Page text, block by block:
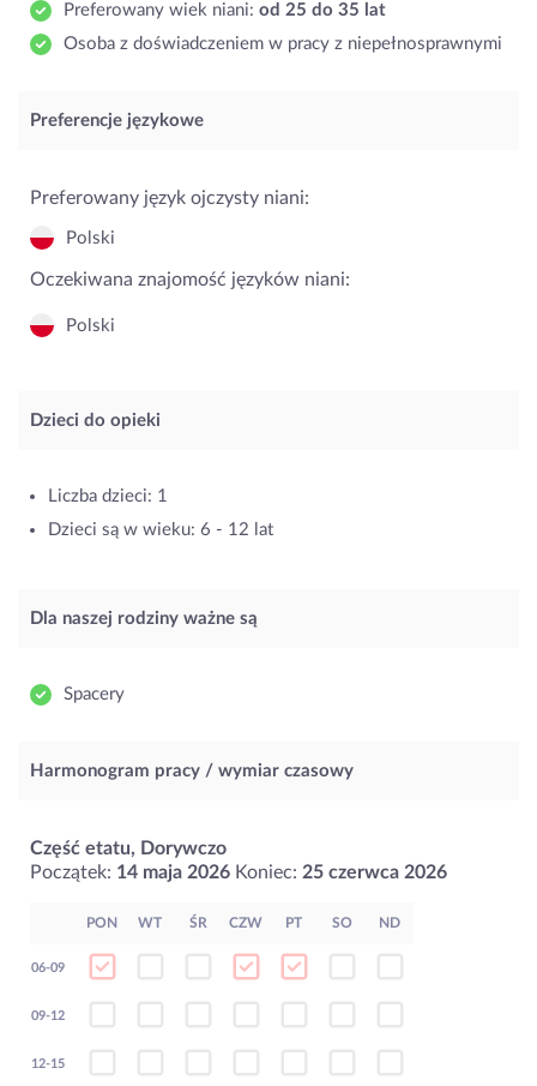
Preferowany wiek niani: od 25 do 35 lat
Osoba z doświadczeniem w pracy z niepełnosprawnymi
Preferencje językowe
Preferowany język ojczysty niani:
Polski
Oczekiwana znajomość języków niani:
Polski
Dzieci do opieki
Liczba dzieci: 1
Dzieci są w wieku: 6 - 12 lat
Dla naszej rodziny ważne są
Spacery
Harmonogram pracy / wymiar czasowy
Część etatu, Dorywczo
Początek: 14 maja 2026 Koniec: 25 czerwca 2026
PON WT ŚR CZW PT SO ND
06-09
09-12
12-15